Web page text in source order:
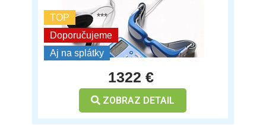
TOP
Doporučujeme
Aj na splátky
***
1322 €
ZOBRAZ DETAIL